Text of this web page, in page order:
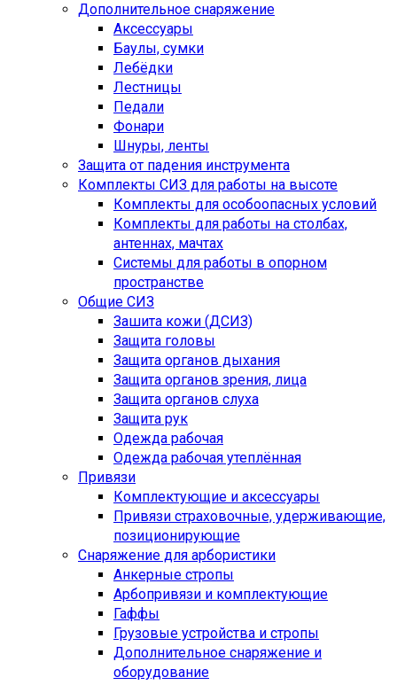
Дополнительное снаряжение
Аксессуары
Баулы, сумки
Лебёдки
Лестницы
Педали
Фонари
Шнуры, ленты
Защита от падения инструмента
Комплекты СИЗ для работы на высоте
Комплекты для особоопасных условий
Комплекты для работы на столбах,
антеннах, мачтах
Системы для работы в опорном
пространстве
Общие СИЗ
Зашита кожи (ДСИЗ)
Защита головы
Защита органов дыхания
Защита органов зрения, лица
Защита органов слуха
Защита рук
Одежда рабочая
Одежда рабочая утеплённая
Привязи
Комплектующие и аксессуары
Привязи страховочные, удерживающие,
позиционирующие
Снаряжение для арбористики
Анкерные стропы
Арбопривязи и комплектующие
Гаффы
Грузовые устройства и стропы
Дополнительное снаряжение и
оборудование